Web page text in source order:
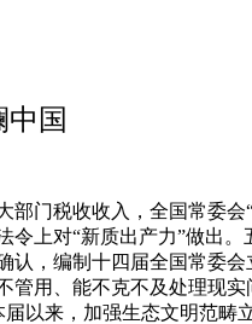
国
税收收入，全国常委会
上对“新质出产力”做出
，编制十四届全国常委
用、能不克不及处理现
以来，加强生态文明范